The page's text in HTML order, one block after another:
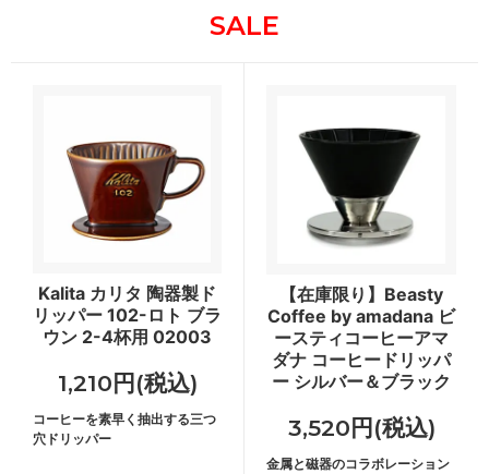
SALE
Kalita カリタ 陶器製ド
リッパー 102-ロト ブラ
ウン 2-4杯用 02003
1,210円(税込)
コーヒーを素早く抽出する三つ
穴ドリッパー
【在庫限り】Beasty
Coffee by amadana ビ
ースティコーヒーアマ
ダナ コーヒードリッパ
ー シルバー＆ブラック
3,520円(税込)
金属と磁器のコラボレーション